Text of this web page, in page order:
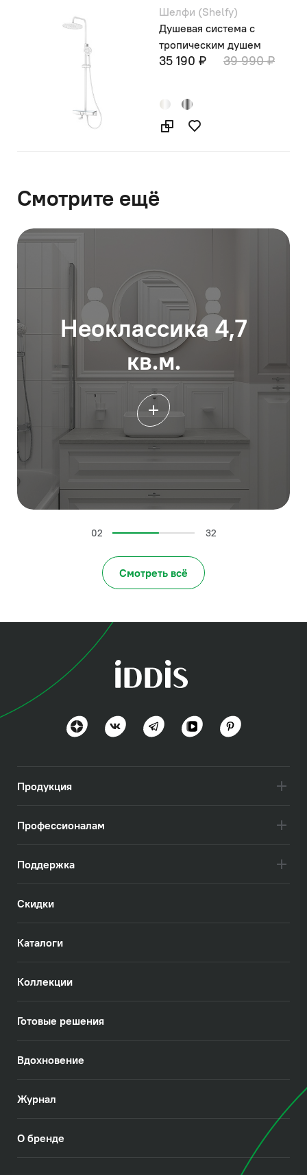
Шелфи (Shelfy)
Душевая система с
тропическим душем
35 190 ₽ 39 990 ₽
Смотрите ещё
Неоклассика 4,7
кв.м.
02 32
Смотреть всё
Продукция
Профессионалам
Поддержка
Скидки
Каталоги
Коллекции
Готовые решения
Вдохновение
Журнал
О бренде